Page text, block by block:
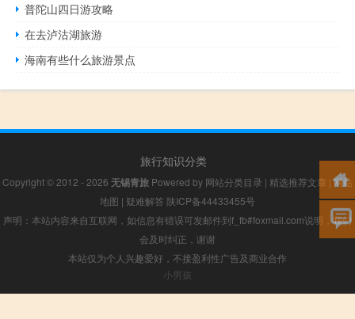
普陀山四日游攻略
在去泸沽湖旅游
海南有些什么旅游景点
旅行知识分类
Copyright © 2012 - 2026 无锡青旅 Powered by 网站分类目录 | 精选推荐文章 |网站
地图 | 疑难解答 陕ICP备44433455号
声明：本站内容来自互联网，如信息有错误可发邮件到f_fb#foxmail.com说明，我们
会及时纠正，谢谢
本站仅为个人兴趣爱好，不接盈利性广告及商业合作
小男孩